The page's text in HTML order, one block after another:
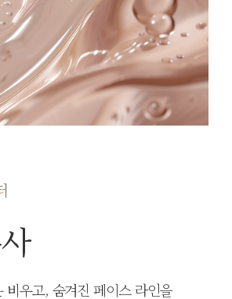
비우고, 숨겨진 페이스 라인을